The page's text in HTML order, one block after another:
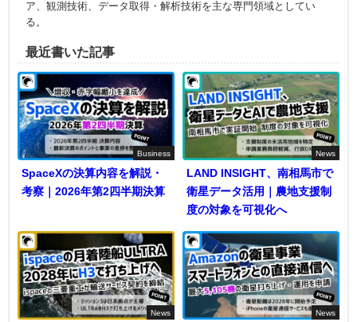
ア、観測技術、データ取得・解析技術を主な専門領域としてい
る。
最近書いた記事
Business
SpaceXの決算内容を解説・
考察｜2026年第2四半期決算
News
LAND INSIGHT、南相馬市で
衛星データ活用｜農地支援制
度の対象を可視化へ
News News